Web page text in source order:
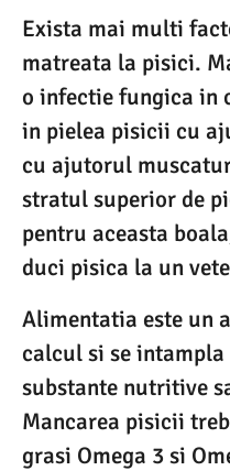
Exista mai multi
matreata la pisici.
o infectie fungica in
in pielea pisicii cu
cu ajutorul
stratul superior de
pentru aceasta
duci pisica la un
Alimentatia este un
calcul si se
substante nutritive
Mancarea pisicii
grasi Omega 3 si